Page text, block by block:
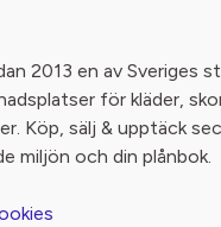
2013 en av Sveriges
för kläder,
Köp, sälj & upptäck
miljön och din plånbok.